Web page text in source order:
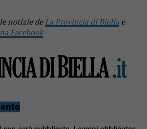
notizie deLa Provincia di Biella e
Facebook